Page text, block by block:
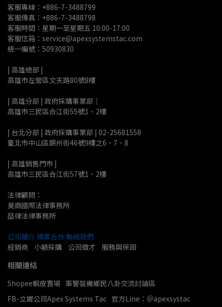
客服專線：+886-7-3488799
客服傳真：+886-7-3488798
客服時間：星期一至星期五 10:00-17:00
客服信箱：service@apexsystemstac.com
統一編號：50930830
| 高雄總部 |
高雄市左營區文天路80號8樓
| 高雄分部 | 政府採購事業部｜
高雄市三民區合江街55號1、2樓
| 台北分部 | 政府採購事業部 | 02-25681558
臺北市中山區錦州街46號9樓之6、7、8
| 高雄銷售門市 |
高雄市三民區合江街57號1、2樓
法律顧問：
昊鼎國際法律事務所
喆律法律事務所
公司簡介 標案合作聯絡我們
經銷商    小額採購    公司徵才    服務與保固
相關連結
Shopee蝦皮賣場 軍警裝備鄉民八卦交流討論區
FB-立崴公司Apex Systems Tac 官方Line：＠apexsystac